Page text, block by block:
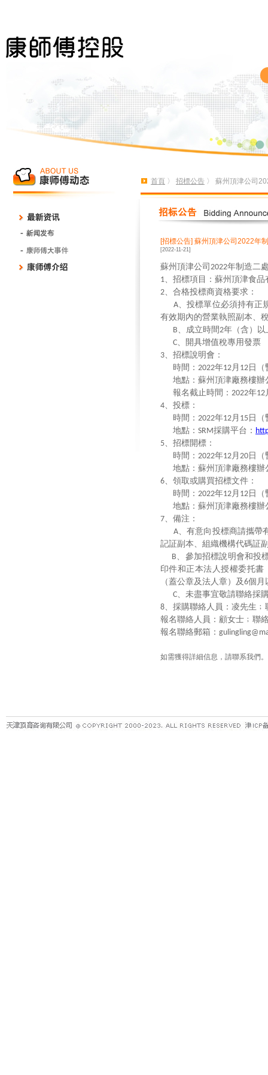
首頁 〉 招標公告 〉 蘇州頂津公司
[招標公告] 蘇州頂津公司2022年
[2022-11-21]
蘇州頂津公司 2022年制造二
1、招標項目：蘇州頂津食品
2、合格投標商資格要求：
A、投標單位必須持有正
有效期內的營業執照副本、
B、成立時間2年（含）以
C、開具增值稅專用發票
3、招標說明會：
時間： 2022年12月 12 日（
地點：蘇州頂津廠務樓辦
報名截止時間： 2022年12
4、投標：
時間： 2022年12月 15 日（
地點： SRM採購平台：
5、招標開標：
時間： 2022年12月 20 日（
地點：蘇州頂津廠務樓辦
6、領取或購買招標文件：
時間： 2022年12月 12 日（
地點：蘇州頂津廠務樓辦
7、備注：
A、有意向投標商請攜帶
記証副本、組織機構代碼証
B、參加招標說明會和投
印件和正本法人授權委托
（蓋公章及法人章）及6個月
C、未盡事宜敬請聯絡採
8、採購聯絡人員：凌先生﹔
報名聯絡人員：顧女士﹔聯
報名聯絡郵箱：
如需獲得詳細信息，請聯系我們。